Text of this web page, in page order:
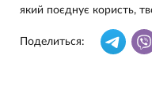
який поєднує користь,
Поделиться: